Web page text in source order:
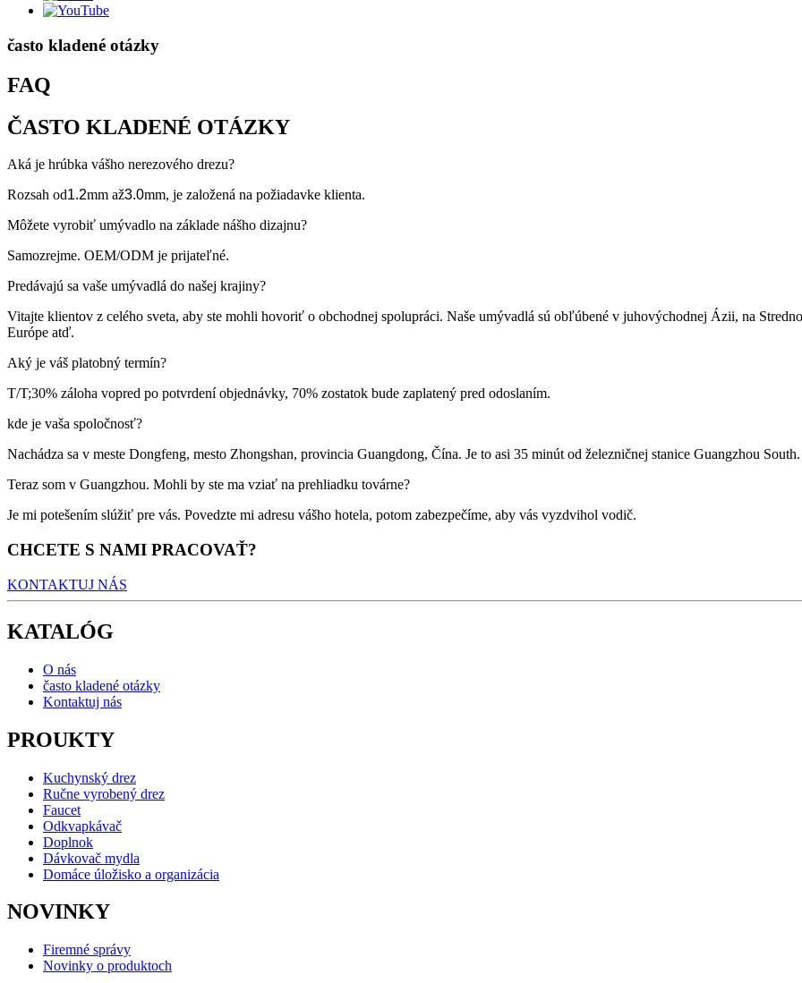
často kladené otázky
FAQ
ČASTO KLADENÉ OTÁZKY
Aká je hrúbka vášho nerezového drezu?
Rozsah od1.2mm až3.0mm, je založená na požiadavke klienta.
Môžete vyrobiť umývadlo na základe nášho dizajnu?
Samozrejme. OEM/ODM je prijateľné.
Predávajú sa vaše umývadlá do našej krajiny?
Vitajte klientov z celého sveta, aby ste mohli hovoriť o obchodnej spolupráci. Naše umývadlá sú obľúbené v juhovýchodnej Ázii, na
Európe atď.
Aký je váš platobný termín?
T/T;30% záloha vopred po potvrdení objednávky, 70% zostatok bude zaplatený pred odoslaním.
kde je vaša spoločnosť?
Nachádza sa v meste Dongfeng, mesto Zhongshan, provincia Guangdong, Čína. Je to asi 35 minút od železničnej stanice Guangzhou South.
Teraz som v Guangzhou. Mohli by ste ma vziať na prehliadku továrne?
Je mi potešením slúžiť pre vás. Povedzte mi adresu vášho hotela, potom zabezpečíme, aby vás vyzdvihol vodič.
CHCETE S NAMI PRACOVAŤ?
KONTAKTUJ NÁS
KATALÓG
O nás
často kladené otázky
Kontaktuj nás
PROUKTY
Kuchynský drez
Ručne vyrobený drez
Faucet
Odkvapkávač
Doplnok
Dávkovač mydla
Domáce úložisko a organizácia
NOVINKY
Firemné správy
Novinky o produktoch